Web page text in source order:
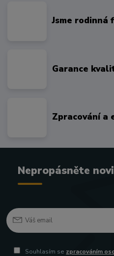
Jsme rodinná
Garance
Zpracování a
Nepropásněte
Souhlasím se zpracováním